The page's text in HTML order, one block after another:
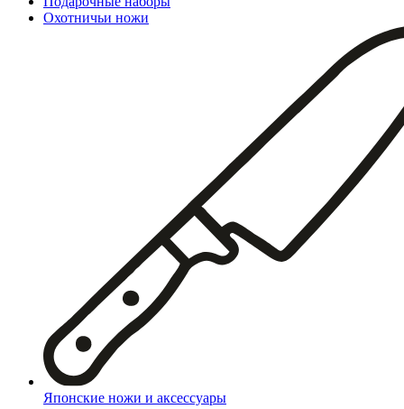
Охотничьи ножи
Японские ножи и аксессуары